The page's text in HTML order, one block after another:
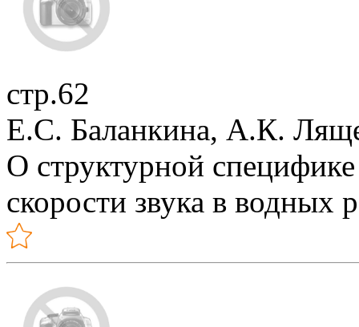
стр.62
Е.С. Баланкина, А.К.
О структурной
скорости звука в водных